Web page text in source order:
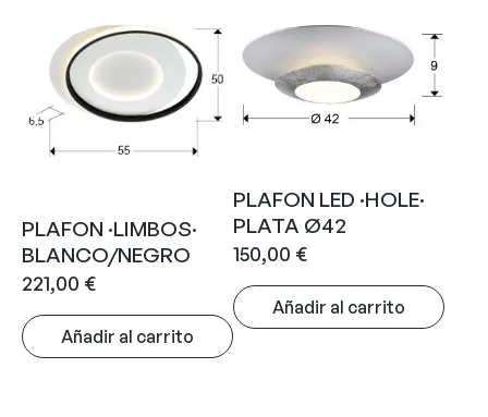
PLAFON ·LIMBOS·
BLANCO/NEGRO
221,00 €
Añadir al carrito
PLAFON LED ·HOLE·
PLATA Ø42
150,00 €
Añadir al carrito